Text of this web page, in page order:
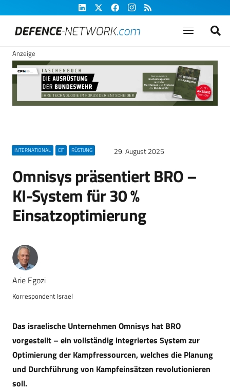
Anzeige
INTERNATIONAL CIT RÜSTUNG 29. August 2025
Omnisys präsentiert BRO –
KI-System für 30 %
Einsatzoptimierung
Arie Egozi
Korrespondent Israel
Das israelische Unternehmen Omnisys hat BRO
vorgestellt – ein vollständig integriertes System zur
Optimierung der Kampfressourcen, welches die Planung
und Durchführung von Kampfeinsätzen revolutionieren
soll.